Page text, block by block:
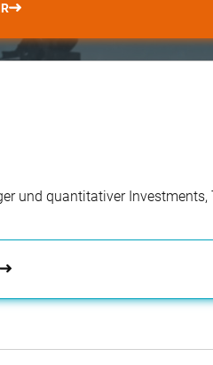
und quantitativer